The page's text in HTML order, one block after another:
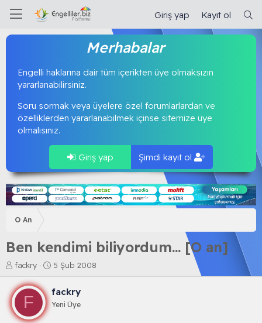
Giriş yap Kayıt ol
Merhabalar
Engelli haklarına dair tüm içerikten üye olmaksızın
yararlanabilirsiniz.
Soru sormak veya üyelere özel forumlarlardan ve
özelliklerden yararlanabilmek içinse sitemize üye
olmalısınız.
Giriş yap Şimdi kayıt ol
O An
Ben kendimi biliyordum... [O an]
K
o
n
b
u
y
fackry
B
a
l
a
5 Şub 2008
F
fackry
Yeni Üye